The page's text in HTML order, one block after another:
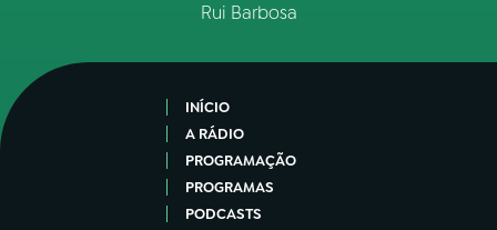
Rui Barbosa
INÍCIO
A RÁDIO
PROGRAMAÇÃO
PROGRAMAS
PODCASTS